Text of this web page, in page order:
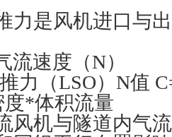
力是风机进口与
速度（N）
力（LSO）N值
度*体积流量
风机与隧道内气